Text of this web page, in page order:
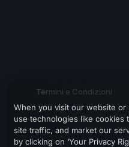
Termini e Condizioni
When you visit our website
use technologies like cookies
site traffic, and market our
by clicking on ‘Your Privacy